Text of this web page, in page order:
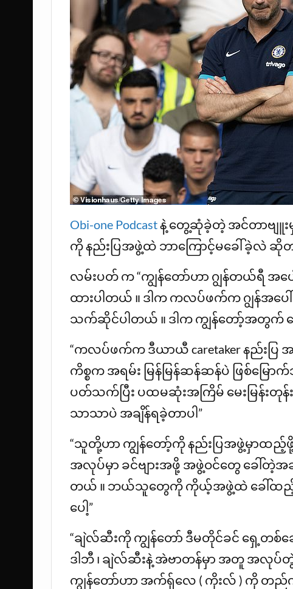
Obi-one Podcastနဲ့ တွေ့ဆုံခဲ့တဲ့ အင်တာဗျူး
ကို နည်းပြအဖွဲ့ထဲ ဘာကြောင့်မခေါ်ခဲ့လဲ ဆို
လမ်းပတ် က “ကျွန်တော်ဟာ ဂျွန်တယ်ရီ အပ
ထားပါတယ် ။ ဒါက ကလပ်ဖက်က ဂျွန်အပေါ်
သက်ဆိုင်ပါတယ် ။ ဒါက ကျွန်တော့်အတွက် ဖ
“ကလပ်ဖက်က ဒီယာယီ caretaker နည်းပ
ကိစ္စက အရမ်း မြန်မြန်ဆန်ဆန်ပဲ ဖြစ်မြ
ပတ်သက်ပြီး ပထမဆုံးအကြိမ် မေးမြန်းတုန်
သာသာပဲ အချိန်ရခဲ့တာပါ”
“သူတို့ဟာ ကျွန်တော့်ကို နည်းပြအဖွဲ့မှာထည့်ဖို့ အ
အလုပ်မှာ ခင်ဗျားအဖို့ အဖွဲ့ဝင်တွေ ခေါ်တဲ့အခါ
တယ် ။ ဘယ်သူတွေကို ကိုယ့်အဖွဲ့ထဲ ခေါ်ထည့်မှာ
ပေါ့”
“ချဲလ်ဆီးကို ကျွန်တော် ဒီမတိုင်ခင် ရှေ့တ
ဒါဘီ ၊ ချဲလ်ဆီးနဲ့ အဲဗာတန်မှာ အတူ အလု
ကျွန်တော်ဟာ အက်ရ်ှလေ ( ကိုးလ် ) ကို တည်